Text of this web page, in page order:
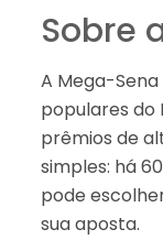
Sobre
A Mega-
populares do
prêmios de
simples: há
pode
sua aposta.